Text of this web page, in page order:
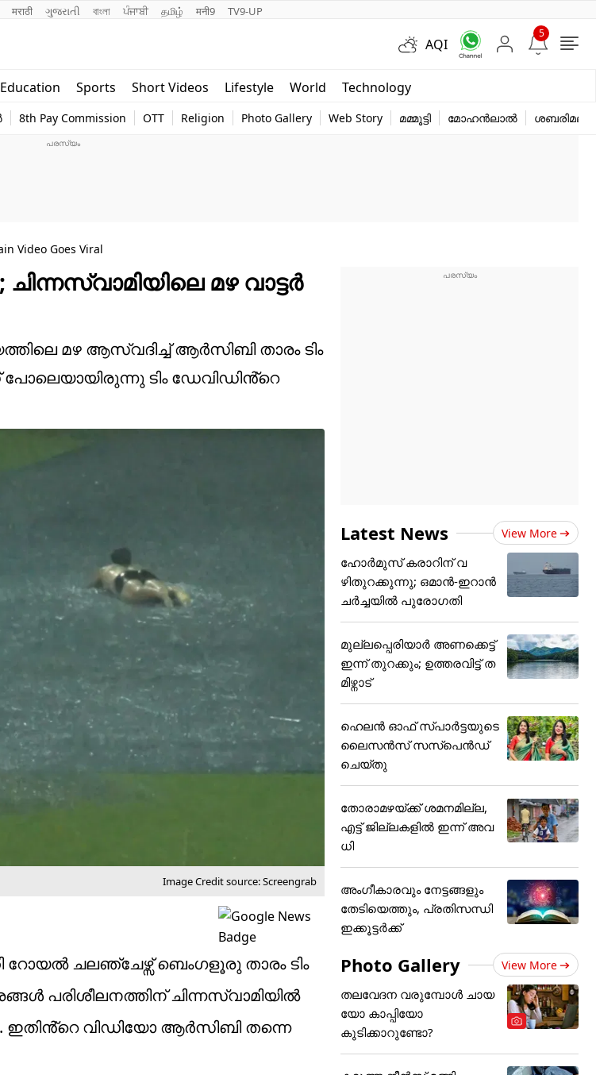
मराठी ગુજરાતી বাংলা ਪੰਜਾਬੀ தமிழ் मनी9 TV9-UP
AQI
5
Education Sports Short Videos Lifestyle World Technology
Web Story
8th Pay Commission OTT Religion Photo Gallery Web Story മമ്മൂട്ടി മോഹൻലാൽ ശബരിമല
Video Goes Viral
മഴ വാട്ടർ
മഴ ആസ്വദിച്ച് ആർസിബി താരം ടിം
പോലെയായിരുന്നു ടിം ഡേവിഡിൻ്റെ
Image Credit source: Screengrab
റോയൽ ചലഞ്ചേഴ്സ് ബെംഗളൂരു താരം ടിം
പരിശീലനത്തിന് ചിന്നസ്വാമിയിൽ
ഇതിൻ്റെ വിഡിയോ ആർസിബി തന്നെ
Latest News View More
ഹോർമുസ് കരാറിന് വ
ഴിതുറക്കുന്നു; ഒമാൻ-ഇറാൻ
ചർച്ചയിൽ പുരോഗതി
മുല്ലപ്പെരിയാർ അണക്കെട്ട്
ഇന്ന് തുറക്കും; ഉത്തരവിട്ട് ത
മിഴ്നാട്
ഹെലന്‍ ഓഫ് സ്പാര്‍ട്ടയുടെ
ലൈസന്‍സ് സസ്‌പെന്‍ഡ്
ചെയ്തു
തോരാമഴയ്ക്ക് ശമനമില്ല,
എട്ട് ജില്ലകളിൽ ഇന്ന് അവ
ധി
അംഗീകാരവും നേട്ടങ്ങളും
തേടിയെത്തും, പ്രതിസന്ധി
ഇക്കൂട്ടർക്ക്
Photo Gallery View More
തലവേദന വരുമ്പോൾ ചായ
യോ കാപ്പിയോ
കുടിക്കാറുണ്ടോ?